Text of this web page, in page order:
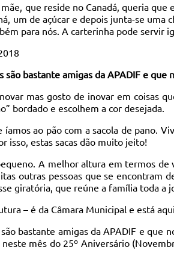
que reside no Canadá, queria
um de açúcar e depois junta-se
para nós. A carterinha pode servir
são bastante amigas da APADIF e
mas gosto de inovar em coisas
bordado e escolhem a cor desejada.
íamos ao pão com a sacola de pano.
isso, estas sacas dão muito jeito!
A melhor altura em termos
outras pessoas que se encontram
giratória, que reúne a família toda a
– é da Câmara Municipal e está
bastante amigas da APADIF e que
neste mês do 25º Aniversário